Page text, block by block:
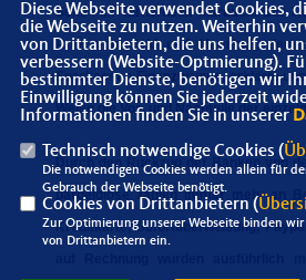
Seite“ im Turnerheim Marbach. Der
Rohr von Geld und Haushalt, dem
Sparkassen-Finanzgruppe, erklärte
Weise die Vor- und Nachteile der
Durch den Rückzug der Banken von
bargeldlose zahlen immer mehr an
Kreditkarte, Sofortüberweisung,
Diese Webseite verwendet Cookies,
die Webseite zu nutzen. Weiterhin
von Drittanbietern, die uns helfen,
verbessern (Website-Optmierung).
bestimmter Dienste, benötigen wir
Einwilligung können Sie jederzeit
Informationen finden Sie in unserer
Technisch notwendige Cookies (
Die notwendigen Cookies werden allein für
Gebrauch der Webseite benötigt.
Cookies von Drittanbietern (
Zur Optimierung unserer Webseite binden
von Drittanbietern ein.